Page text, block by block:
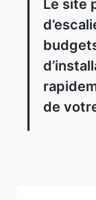
Le site
de